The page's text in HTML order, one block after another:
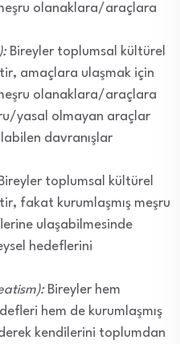
olanaklara/araçlara
Bireyler toplumsal kültürel
amaçlara ulaşmak için
olanaklara/araçlara
yasal olmayan araçlar
davranışlar
Bireyler toplumsal kültürel
fakat kurumlaşmış meşru
ulaşabilmesinde
hedeflerini
Bireyler hem
hem de kurumlaşmış
kendilerini toplumdan